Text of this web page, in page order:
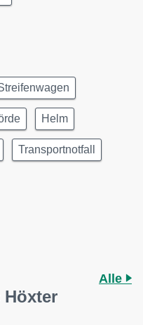
Helm
Transportnotfall
Alle